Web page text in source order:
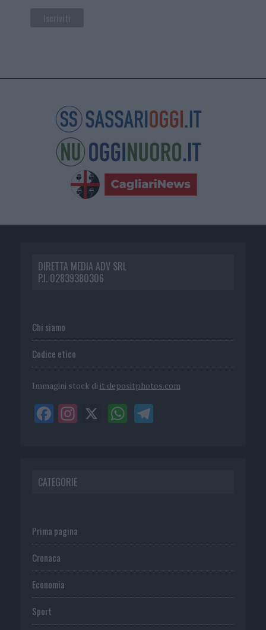
DIRETTA MEDIA ADV SRL
P.I. 02839380306
Chi siamo
Codice etico
Immagini stock di it.depositphotos.com
CATEGORIE
Prima pagina
Cronaca
Economia
Sport